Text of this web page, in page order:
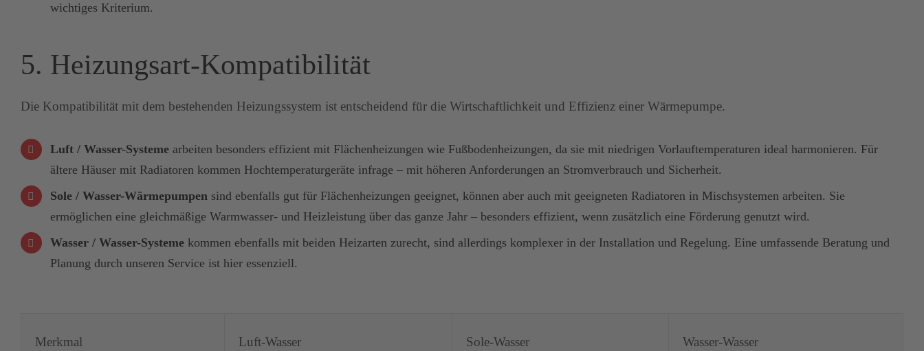
wichtiges Kriterium.
5. Heizungsart-Kompatibilität
Die Kompatibilität mit dem bestehenden Heizungssystem ist entscheidend für die Wirtschaftlichkeit und Effizienz einer Wärmepumpe.
Luft / Wasser-Systeme arbeiten besonders effizient mit Flächenheizungen wie Fußbodenheizungen, da sie mit niedrigen Vorlauftemperaturen ideal harmonieren. Für
ältere Häuser mit Radiatoren kommen Hochtemperaturgeräte infrage – mit höheren Anforderungen an Stromverbrauch und Sicherheit.
Sole / Wasser-Wärmepumpen sind ebenfalls gut für Flächenheizungen geeignet, können aber auch mit geeigneten Radiatoren in Mischsystemen arbeiten. Sie
ermöglichen eine gleichmäßige Warmwasser- und Heizleistung über das ganze Jahr – besonders effizient, wenn zusätzlich eine Förderung genutzt wird.
Wasser / Wasser-Systeme kommen ebenfalls mit beiden Heizarten zurecht, sind allerdings komplexer in der Installation und Regelung. Eine umfassende Beratung und
Planung durch unseren Service ist hier essenziell.
Merkmal Luft-Wasser Sole-Wasser Wasser-Wasser